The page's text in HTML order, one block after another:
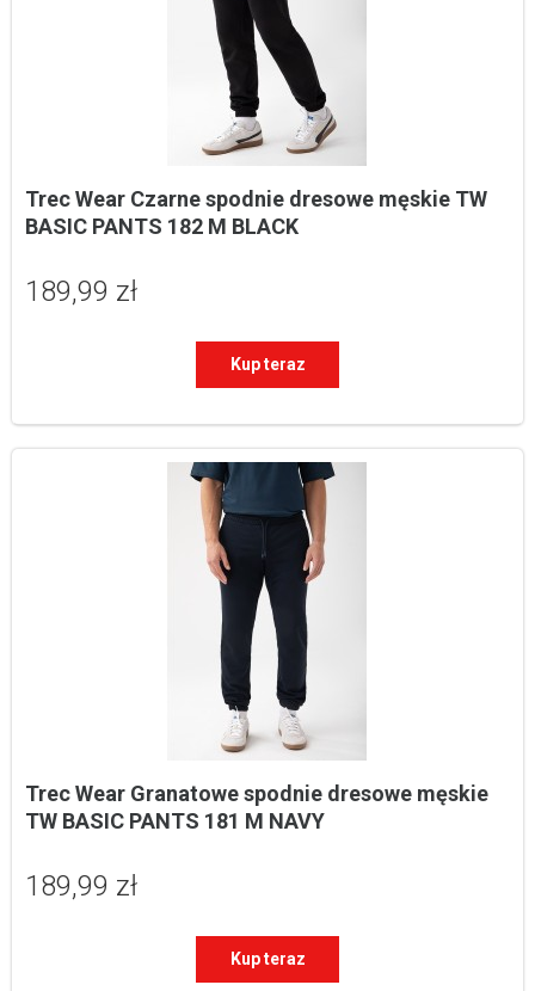
Trec Wear Czarne spodnie dresowe męskie TW
BASIC PANTS 182 M BLACK
189,99 zł
Kup teraz
Trec Wear Granatowe spodnie dresowe męskie
TW BASIC PANTS 181 M NAVY
189,99 zł
Kup teraz